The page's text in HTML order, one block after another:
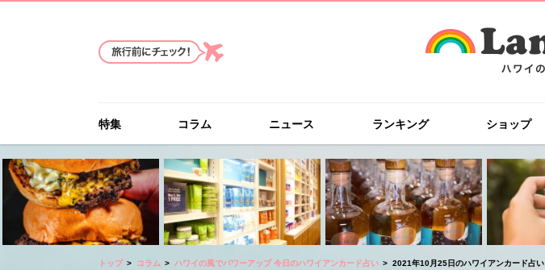
特集 コラム ニュース ランキング ショップ
トップ コラム ハワイの風でパワーアップ 今日のハワイアンカード占い 2021年10月25日のハワイアンカード占い